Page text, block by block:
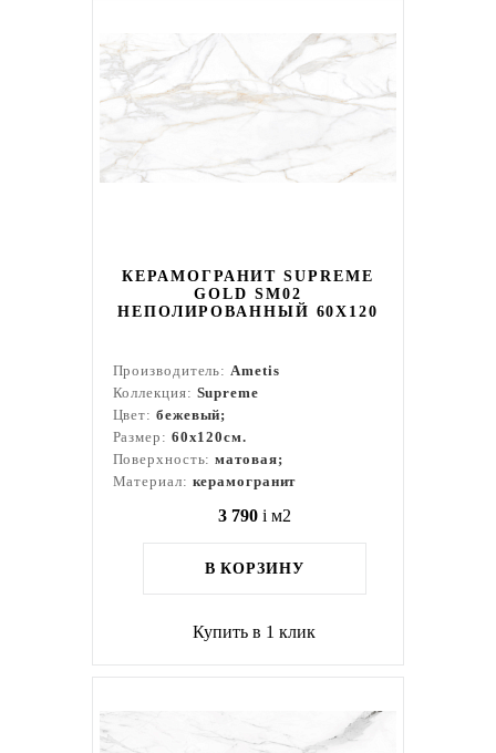
КЕРАМОГРАНИТ SUPREME
GOLD SM02
НЕПОЛИРОВАННЫЙ 60X120
Производитель:Ametis
Коллекция: Supreme
Цвет: бежевый;
Размер: 60x120см.
Поверхность:матовая;
Материал: керамогранит
3 790 i м2
В КОРЗИНУ
Купить в 1 клик